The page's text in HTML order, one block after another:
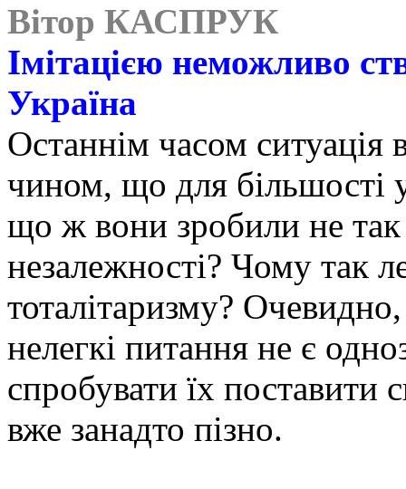
Вітор КАСПРУК
Імітацією неможливо
Україна
Останнім часом ситуація
чином, що для більшості
що ж вони зробили не
незалежності? Чому так
тоталітаризму?
нелегкі питання не є
спробувати їх поставити
вже занадто пізно.